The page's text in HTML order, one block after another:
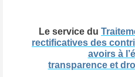
Le service du
rectificatives des
avoirs à
transparence et